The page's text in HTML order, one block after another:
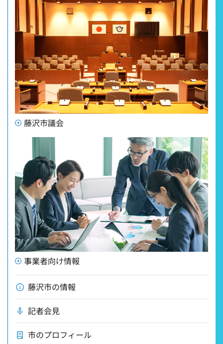
藤沢市議会
事業者向け情報
藤沢市の情報
記者会見
市のプロフィール